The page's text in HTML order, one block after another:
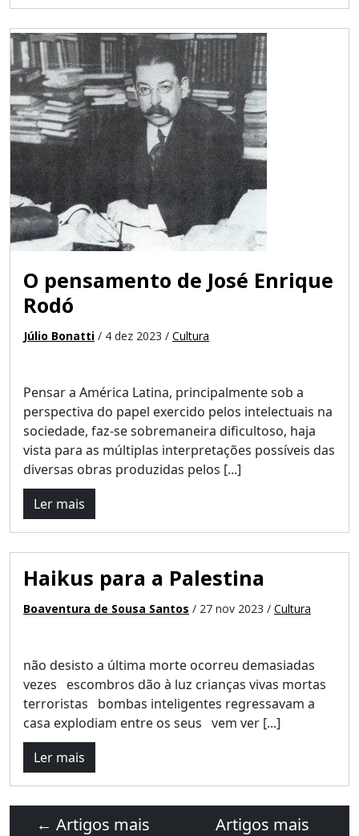
O pensamento de José Enrique
Rodó
Júlio Bonatti / 4 dez 2023 / Cultura
Pensar a América Latina, principalmente sob a
perspectiva do papel exercido pelos intelectuais na
sociedade, faz-se sobremaneira dificultoso, haja
vista para as múltiplas interpretações possíveis das
diversas obras produzidas pelos [...]
Ler mais
Haikus para a Palestina
Boaventura de Sousa Santos / 27 nov 2023 / Cultura
não desisto a última morte ocorreu demasiadas
vezes escombros dão à luz crianças vivas mortas
terroristas bombas inteligentes regressavam a
casa explodiam entre os seus vem ver [...]
Ler mais
← Artigos mais
Artigos mais